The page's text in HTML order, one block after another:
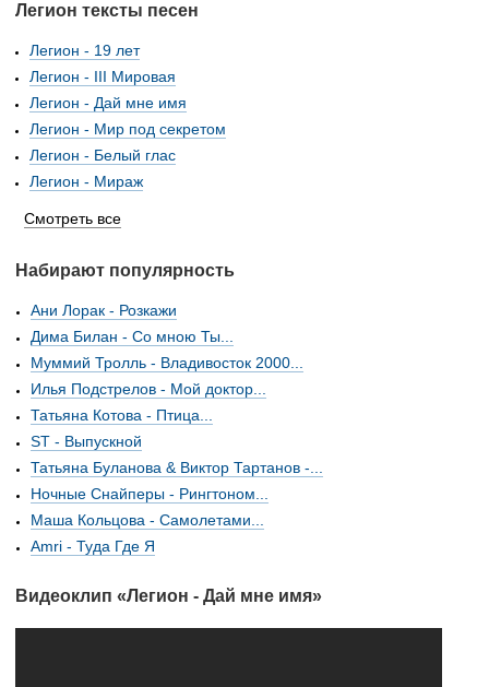
Легион тексты песен
Легион - 19 лет
Легион - III Мировая
Легион - Дай мне имя
Легион - Мир под секретом
Легион - Белый глас
Легион - Мираж
Смотреть все
Набирают популярность
Ани Лорак - Розкажи
Дима Билан - Со мною Ты...
Муммий Тролль - Владивосток 2000...
Илья Подстрелов - Мой доктор...
Татьяна Котова - Птица...
ST - Выпускной
Татьяна Буланова & Виктор Тартанов -...
Ночные Снайперы - Рингтоном...
Маша Кольцова - Самолетами...
Amri - Туда Где Я
Видеоклип «Легион - Дай мне имя»